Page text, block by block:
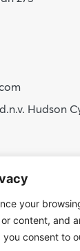
your
content, and
consent to
Hudson